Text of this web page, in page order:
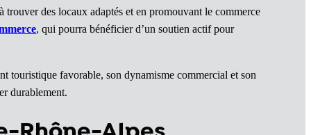
des locaux adaptés et en promouvant le commerce
, qui pourra bénéficier d’un soutien actif pour
touristique favorable, son dynamisme commercial et son
durablement.